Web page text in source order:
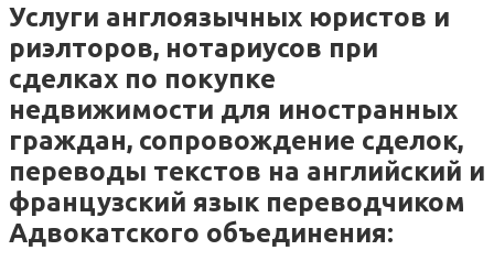
Услуги англоязычных юристов и
риэлторов, нотариусов при
сделках по покупке
недвижимости для иностранных
граждан, сопровождение сделок,
переводы текстов на английский и
французский язык переводчиком
Адвокатского объединения: